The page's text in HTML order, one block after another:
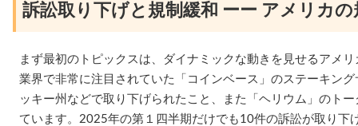
訴訟取り下げと規制緩和 ーー アメリカの
まず最初のトピックスは、ダイナミックな動きを見せるアメ
業界で非常に注目されていた「コインベース」のステーキン
ッキー州などで取り下げられたこと、また「ヘリウム」のト
ています。2025年の第１四半期だけでも10件の訴訟が取り下